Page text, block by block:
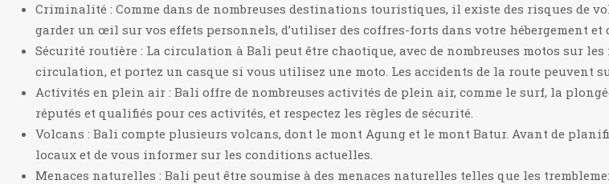
Criminalité : Comme dans de nombreuses destinations touristiques, il existe des risques de
garder un œil sur vos effets personnels, d’utiliser des coffres-forts dans votre hébergement et
Sécurité routière : La circulation à Bali peut être chaotique, avec de nombreuses motos sur
circulation, et portez un casque si vous utilisez une moto. Les accidents de la route peuvent
Activités en plein air : Bali offre de nombreuses activités de plein air, comme le surf, la
réputés et qualifiés pour ces activités, et respectez les règles de sécurité.
Volcans : Bali compte plusieurs volcans, dont le mont Agung et le mont Batur. Avant de
locaux et de vous informer sur les conditions actuelles.
Menaces naturelles : Bali peut être soumise à des menaces naturelles telles que les